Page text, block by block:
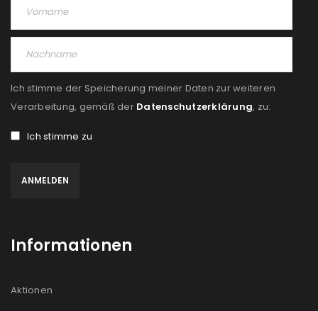
akzeptiere die
REGISTRIEREN
Ich stimme der Speicherung meiner Daten zur weiteren
Verarbeitung, gemäß der Datenschutzerklärung, zu:
Ich stimme zu
Informationen
Aktionen